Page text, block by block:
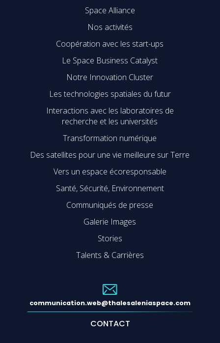
Space Alliance
Nos activités
Coopération avec les start-ups
Le Space Business Catalyst
Notre Innovation Cluster
Les technologies spatiales du futur
Interactions avec les laboratoires de
recherche et les universités
Transformation numérique
Des satellites pour une vie meilleure sur Terre
Vers un espace écoresponsable
Santé, Sécurité, Environnement
Communiqués de presse
Galerie Images
Stories
Talents & Carrières
communication.web@thalesaleniaspace.com
CONTACT